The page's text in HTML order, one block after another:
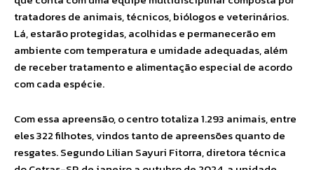
tratadores de animais, técnicos, biólogos e veterinários.
Lá, estarão protegidas, acolhidas e permanecerão em
ambiente com temperatura e umidade adequadas, além
de receber tratamento e alimentação especial de acordo
com cada espécie.
Com essa apreensão, o centro totaliza 1.293 animais, entre
eles 322 filhotes, vindos tanto de apreensões quanto de
resgates. Segundo Lilian Sayuri Fitorra, diretora técnica